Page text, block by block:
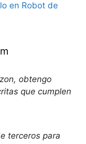
en Robot de
obtengo
que cumplen
terceros para